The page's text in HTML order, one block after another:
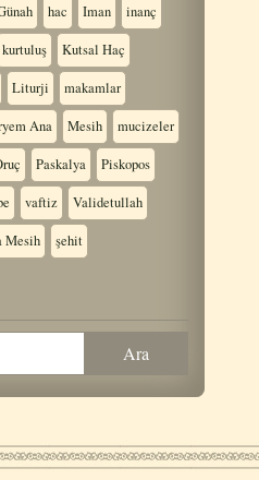
hac Iman inanç
kurtuluş Kutsal Haç
Liturji makamlar
Ana Mesih mucizeler
Paskalya Piskopos
vaftiz Validetullah
Mesih şehit